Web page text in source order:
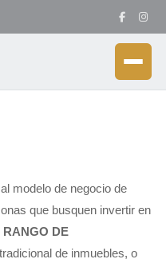
modelo de negocio de
que busquen invertir en
RANGO DE
de inmuebles, o